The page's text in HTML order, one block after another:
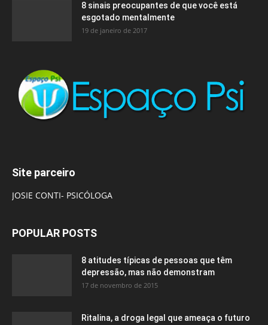
8 sinais preocupantes de que você está
esgotado mentalmente
19 de janeiro de 2017
Site parceiro
JOSIE CONTI- PSICÓLOGA
POPULAR POSTS
8 atitudes típicas de pessoas que têm
depressão, mas não demonstram
17 de novembro de 2015
Ritalina, a droga legal que ameaça o futuro